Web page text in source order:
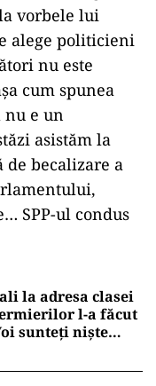
vorbele lui
alege politicieni
nu este
cum spunea
nu e un
asistăm la
de becalizare a
SPP-ul condus
la adresa clasei
l-a făcut
sunteți niște